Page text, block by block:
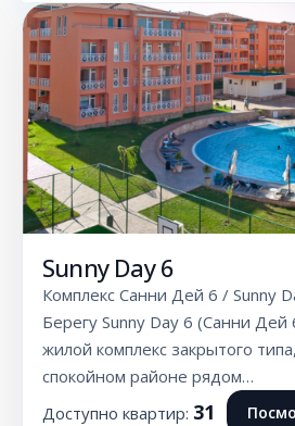
Sunny Day 6
Комплекс Санни Дей 6 / Sunny
Берегу Sunny Day 6 (Санни
жилой комплекс закрытого
спокойном районе рядом…
Доступно квартир: 31